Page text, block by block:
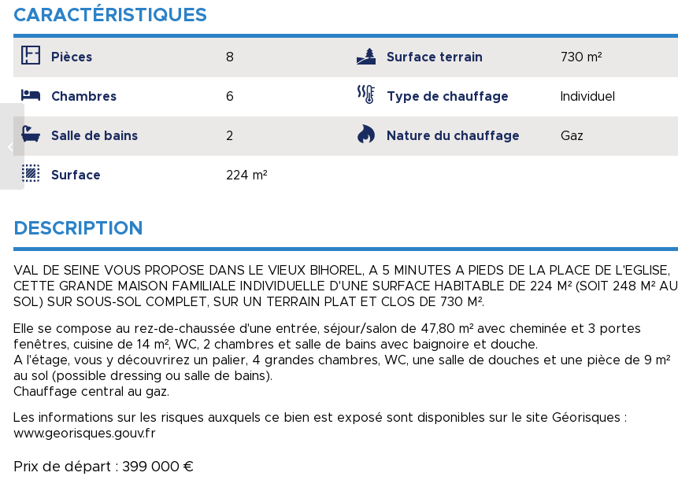
CARACTÉRISTIQUES
Pièces 8
Chambres 6
Salle de bains 2
Surface 224 m²
Surface terrain 730 m²
Type de chauffage Individuel
Nature du chauffage Gaz
DESCRIPTION
VAL DE SEINE VOUS PROPOSE DANS LE VIEUX BIHOREL, A 5 MINUTES A PIEDS DE LA PLACE DE L'EGLISE,
CETTE GRANDE MAISON FAMILIALE INDIVIDUELLE D'UNE SURFACE HABITABLE DE 224 M² (SOIT 248 M² AU
SOL) SUR SOUS-SOL COMPLET, SUR UN TERRAIN PLAT ET CLOS DE 730 M².
Elle se compose au rez-de-chaussée d'une entrée, séjour/salon de 47,80 m² avec cheminée et 3 portes
fenêtres, cuisine de 14 m², WC, 2 chambres et salle de bains avec baignoire et douche.
A l'étage, vous y découvrirez un palier, 4 grandes chambres, WC, une salle de douches et une pièce de 9 m²
au sol (possible dressing ou salle de bains).
Chauffage central au gaz.
Les informations sur les risques auxquels ce bien est exposé sont disponibles sur le site Géorisques :
www.georisques.gouv.fr
Prix de départ : 399 000 €
Maison de ville